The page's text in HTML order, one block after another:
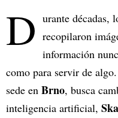
D urante décadas,
recopilaron
información
como para servir de algo.
sede en Brno, busca
inteligencia artificial,